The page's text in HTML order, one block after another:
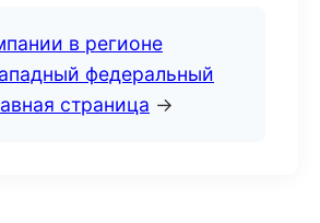
в регионе
федеральный
страница →